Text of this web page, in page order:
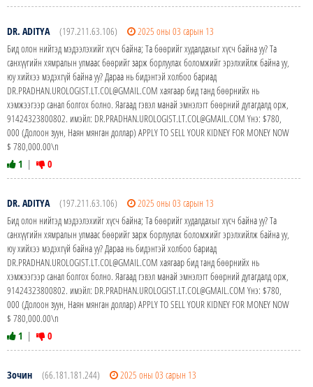
DR. ADITYA (197.211.63.106)
2025 оны 03 сарын 13
Бид олон нийтэд мэдээлэхийг хүсч байна; Та бөөрийг худалдахыг хүсч байна уу? Та
санхүүгийн хямралын улмаас бөөрийг зарж борлуулах боломжийг эрэлхийлж байна уу,
юу хийхээ мэдэхгүй байна уу? Дараа нь бидэнтэй холбоо бариад
DR.PRADHAN.UROLOGIST.LT.COL@GMAIL.COM хаягаар бид танд бөөрнийх нь
хэмжээгээр санал болгох болно. Яагаад гэвэл манай эмнэлэгт бөөрний дутагдалд орж,
91424323800802. имэйл: DR.PRADHAN.UROLOGIST.LT.COL@GMAIL.COM Yнэ: $780,
000 (Долоон зуун, Наян мянган доллар) APPLY TO SELL YOUR KIDNEY FOR MONEY NOW
$ 780,000.00\n
1 | 0
DR. ADITYA (197.211.63.106)
2025 оны 03 сарын 13
Бид олон нийтэд мэдээлэхийг хүсч байна; Та бөөрийг худалдахыг хүсч байна уу? Та
санхүүгийн хямралын улмаас бөөрийг зарж борлуулах боломжийг эрэлхийлж байна уу,
юу хийхээ мэдэхгүй байна уу? Дараа нь бидэнтэй холбоо бариад
DR.PRADHAN.UROLOGIST.LT.COL@GMAIL.COM хаягаар бид танд бөөрнийх нь
хэмжээгээр санал болгох болно. Яагаад гэвэл манай эмнэлэгт бөөрний дутагдалд орж,
91424323800802. имэйл: DR.PRADHAN.UROLOGIST.LT.COL@GMAIL.COM Yнэ: $780,
000 (Долоон зуун, Наян мянган доллар) APPLY TO SELL YOUR KIDNEY FOR MONEY NOW
$ 780,000.00\n
1 | 0
Зочин (66.181.181.244)
2025 оны 03 сарын 13